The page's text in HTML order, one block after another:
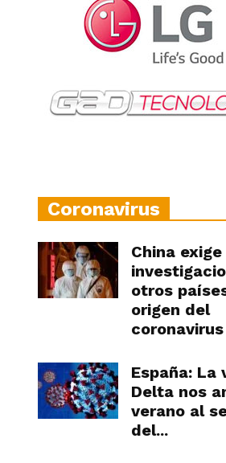
Coronavirus
China exige
otros
origen del
coronavirus
España: La
Delta nos
verano al
del...